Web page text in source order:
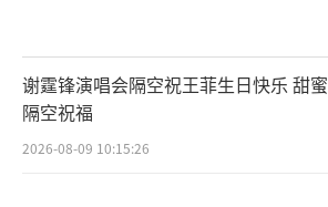
谢霆锋演唱会隔空祝王菲生日快乐 甜蜜
隔空祝福
2026-08-09 10:15:26